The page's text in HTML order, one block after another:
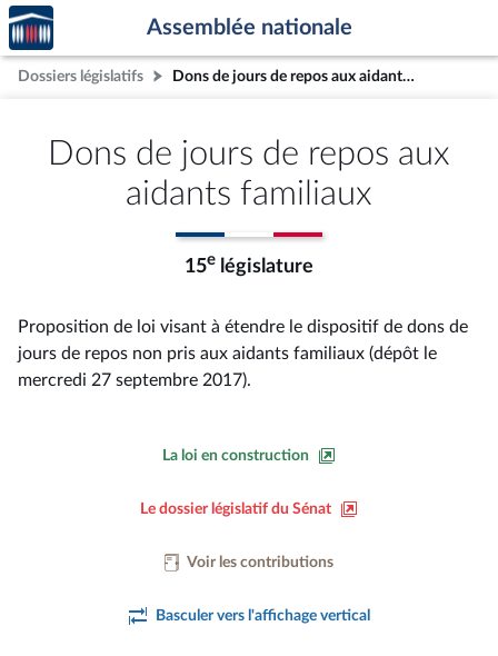
Aller au contenu
Aller en bas de la page
Accèder
à la
page
d'accueil
Assemblée nationale
Dossiers législatifs Dons de jours de repos aux aidants familiaux
Dons de jours de repos aux
aidants familiaux
15e législature
Proposition de loi visant à étendre le dispositif de dons de
jours de repos non pris aux aidants familiaux (dépôt le
mercredi 27 septembre 2017).
La loi en construction
Le dossier législatif du Sénat
Voir les contributions
Basculer vers l'affichage vertical